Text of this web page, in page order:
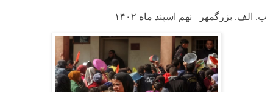
ب. الف. بزرگمهر نهم اسپند ماه ۱۴۰۲